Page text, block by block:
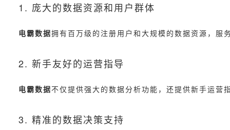
1. 庞大的数据资源和用户群体
电霸数据拥有百万级的注册用户和大规模的数据资源，
2. 新手友好的运营指导
电霸数据不仅提供强大的数据分析功能，还提供新手运营
3. 精准的数据决策支持